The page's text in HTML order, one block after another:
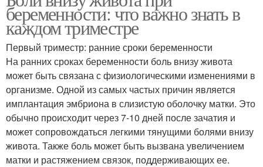
беременности: что важно знать в
каждом триместре
Первый триместр: ранние сроки беременности
На ранних сроках беременности боль внизу живота
может быть связана с физиологическими изменениями в
организме. Одной из самых частых причин является
имплантация эмбриона в слизистую оболочку матки. Это
обычно происходит через 7-10 дней после зачатия и
может сопровождаться легкими тянущими болями внизу
живота. Также боль может быть вызвана увеличением
матки и растяжением связок, поддерживающих ее.